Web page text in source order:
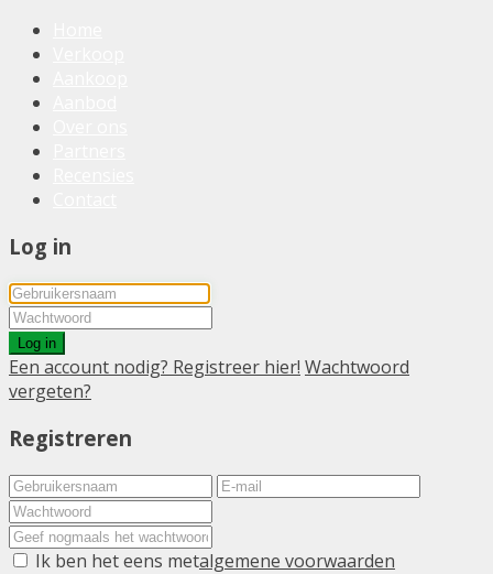
Log in
Log in
Een account nodig? Registreer hier! Wachtwoord
vergeten?
Registreren
Ik ben het eens metalgemene voorwaarden